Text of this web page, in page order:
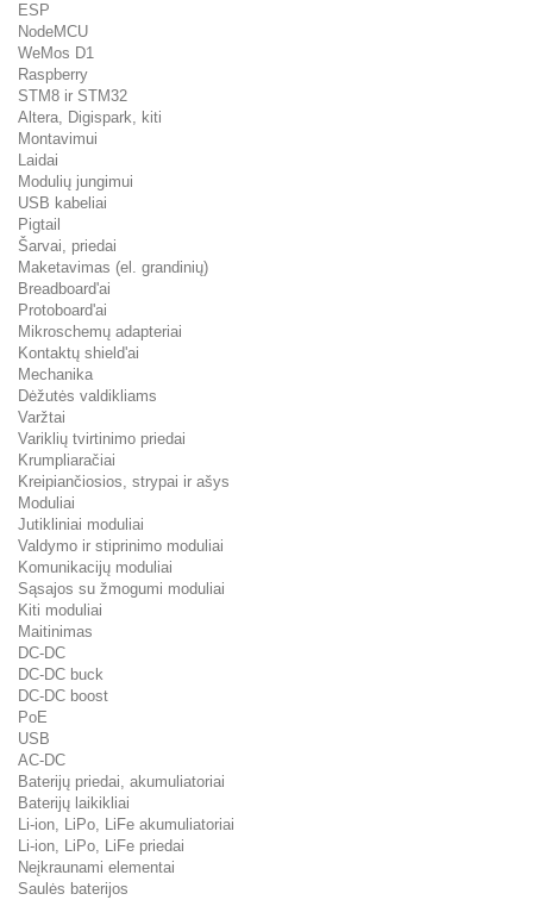
ESP
NodeMCU
WeMos D1
Raspberry
STM8 ir STM32
Altera, Digispark, kiti
Montavimui
Laidai
Modulių jungimui
USB kabeliai
Pigtail
Šarvai, priedai
Maketavimas (el. grandinių)
Breadboard'ai
Protoboard'ai
Mikroschemų adapteriai
Kontaktų shield'ai
Mechanika
Dėžutės valdikliams
Varžtai
Variklių tvirtinimo priedai
Krumpliaračiai
Kreipiančiosios, strypai ir ašys
Moduliai
Jutikliniai moduliai
Valdymo ir stiprinimo moduliai
Komunikacijų moduliai
Sąsajos su žmogumi moduliai
Kiti moduliai
Maitinimas
DC-DC
DC-DC buck
DC-DC boost
PoE
USB
AC-DC
Baterijų priedai, akumuliatoriai
Baterijų laikikliai
Li-ion, LiPo, LiFe akumuliatoriai
Li-ion, LiPo, LiFe priedai
Neįkraunami elementai
Saulės baterijos